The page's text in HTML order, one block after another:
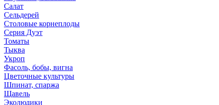
Салат
Сельдерей
Столовые корнеплоды
Серия Дуэт
Томаты
Тыква
Укроп
Фасоль, бобы, вигна
Цветочные культуры
Шпинат, спаржа
Щавель
Эколюдики